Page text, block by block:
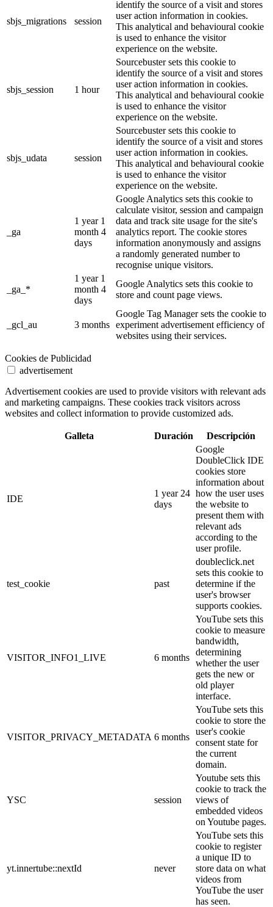
sbjs_migrations session
identify the source of a visit and stores
user action information in cookies.
This analytical and behavioural cookie
is used to enhance the visitor
experience on the website.
sbjs_session 1 hour
Sourcebuster sets this cookie to
identify the source of a visit and stores
user action information in cookies.
This analytical and behavioural cookie
is used to enhance the visitor
experience on the website.
sbjs_udata session
Sourcebuster sets this cookie to
identify the source of a visit and stores
user action information in cookies.
This analytical and behavioural cookie
is used to enhance the visitor
experience on the website.
_ga
1 year 1
month 4
days
Google Analytics sets this cookie to
calculate visitor, session and campaign
data and track site usage for the site's
analytics report. The cookie stores
information anonymously and assigns
a randomly generated number to
recognise unique visitors.
_ga_*
1 year 1
month 4
days
Google Analytics sets this cookie to
store and count page views.
_gcl_au 3 months
Google Tag Manager sets the cookie to
experiment advertisement efficiency of
websites using their services.
Cookies de Publicidad
advertisement
Advertisement cookies are used to provide visitors with relevant ads
and marketing campaigns. These cookies track visitors across
websites and collect information to provide customized ads.
Galleta Duración Descripción
IDE
1 year 24
days
Google
DoubleClick IDE
cookies store
information about
how the user uses
the website to
present them with
relevant ads
according to the
user profile.
test_cookie past
doubleclick.net
sets this cookie to
determine if the
user's browser
supports cookies.
VISITOR_INFO1_LIVE 6 months
YouTube sets this
cookie to measure
bandwidth,
determining
whether the user
gets the new or
old player
interface.
VISITOR_PRIVACY_METADATA 6 months
YouTube sets this
cookie to store the
user's cookie
consent state for
the current
domain.
YSC session
Youtube sets this
cookie to track the
views of
embedded videos
on Youtube pages.
yt.innertube::nextId never
YouTube sets this
cookie to register
a unique ID to
store data on what
videos from
YouTube the user
has seen.